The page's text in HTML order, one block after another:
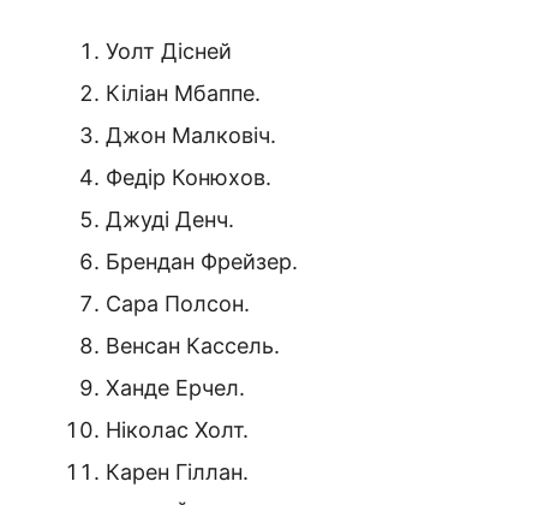
Уолт Дісней
Кіліан Мбаппе.
Джон Малковіч.
Федір Конюхов.
Джуді Денч.
Брендан Фрейзер.
Сара Полсон.
Венсан Кассель.
Ханде Ерчел.
Ніколас Холт.
Карен Гіллан.